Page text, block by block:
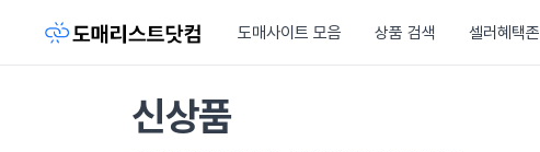
도매사이트 모음 상품 검색 셀러혜택존
신상품